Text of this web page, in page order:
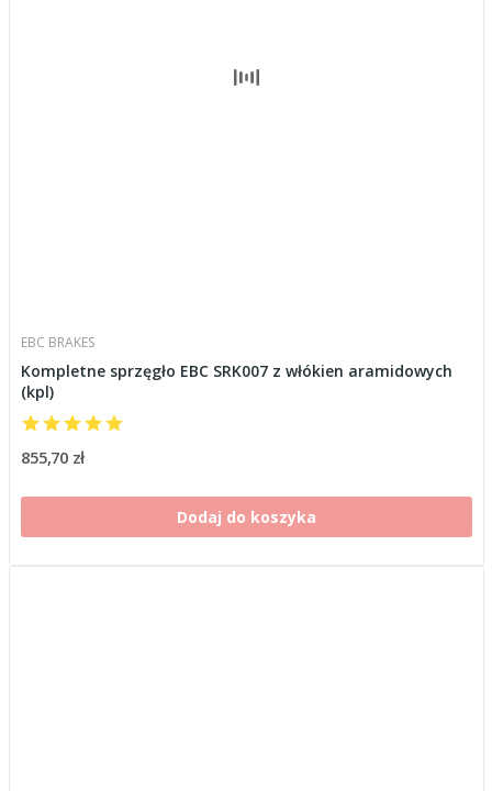
EBC BRAKES
Kompletne sprzęgło EBC SRK007 z włókien aramidowych
(kpl)
855,70 zł
Dodaj do koszyka